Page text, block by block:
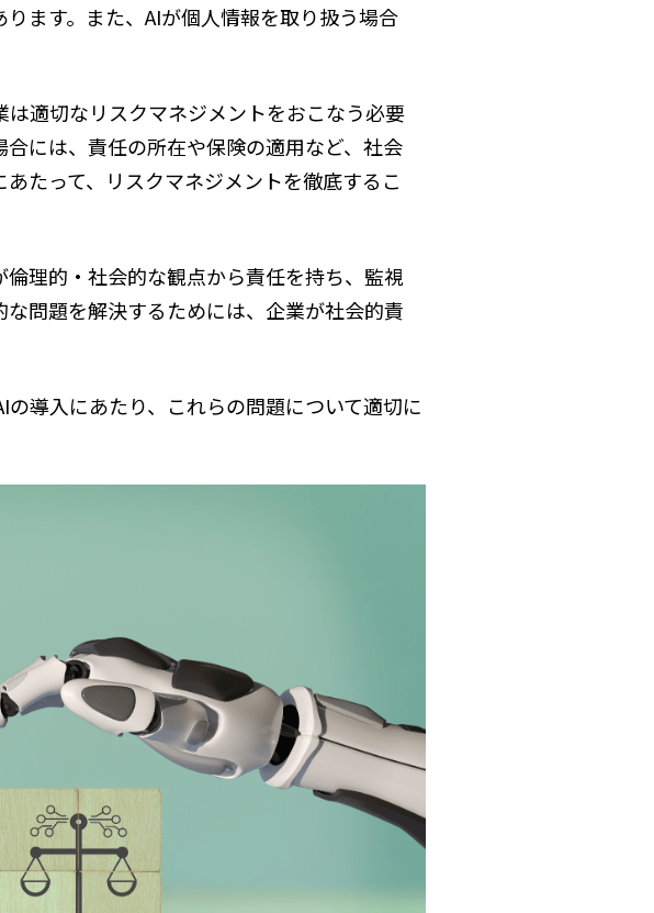
ます。また、AIが個人情報を取り扱う場合
適切なリスクマネジメントをおこなう必要
には、責任の所在や保険の適用など、社会
たって、リスクマネジメントを徹底するこ
理的・社会的な観点から責任を持ち、監視
問題を解決するためには、企業が社会的責
導入にあたり、これらの問題について適切に